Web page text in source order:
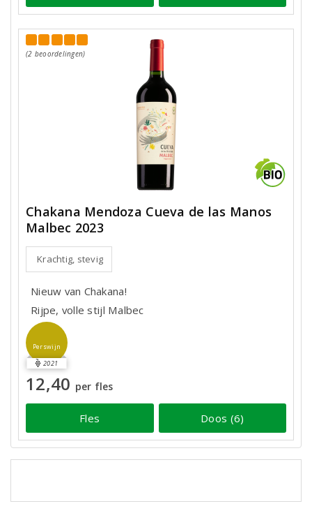
(2 beoordelingen)
Chakana Mendoza Cueva de las Manos
Malbec 2023
Krachtig, stevig
Nieuw van Chakana!
Rijpe, volle stijl Malbec
Perswijn
2021
12,40 per fles
Fles Doos (6)